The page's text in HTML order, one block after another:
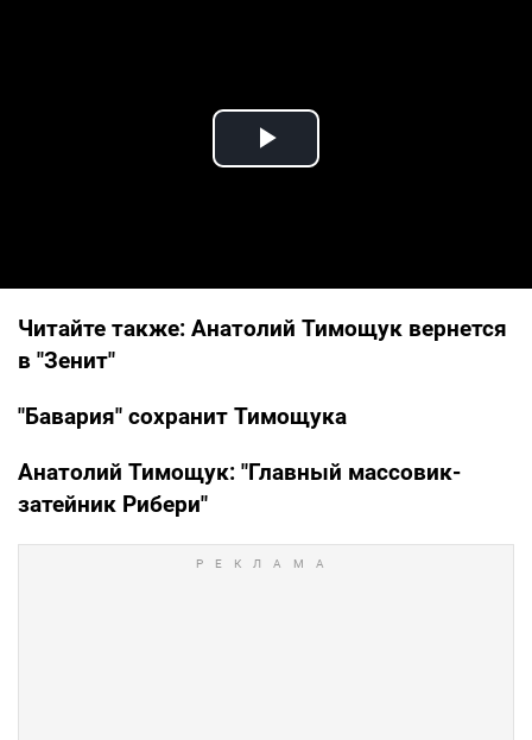
Play Video
Читайте также: Анатолий Тимощук вернется
в "Зенит"
"Бавария" сохранит Тимощука
Анатолий Тимощук: "Главный массовик-
затейник Рибери"